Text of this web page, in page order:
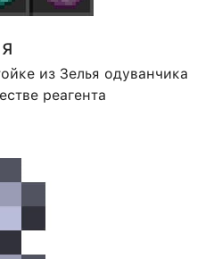
из Зелья одуванчика
реагента